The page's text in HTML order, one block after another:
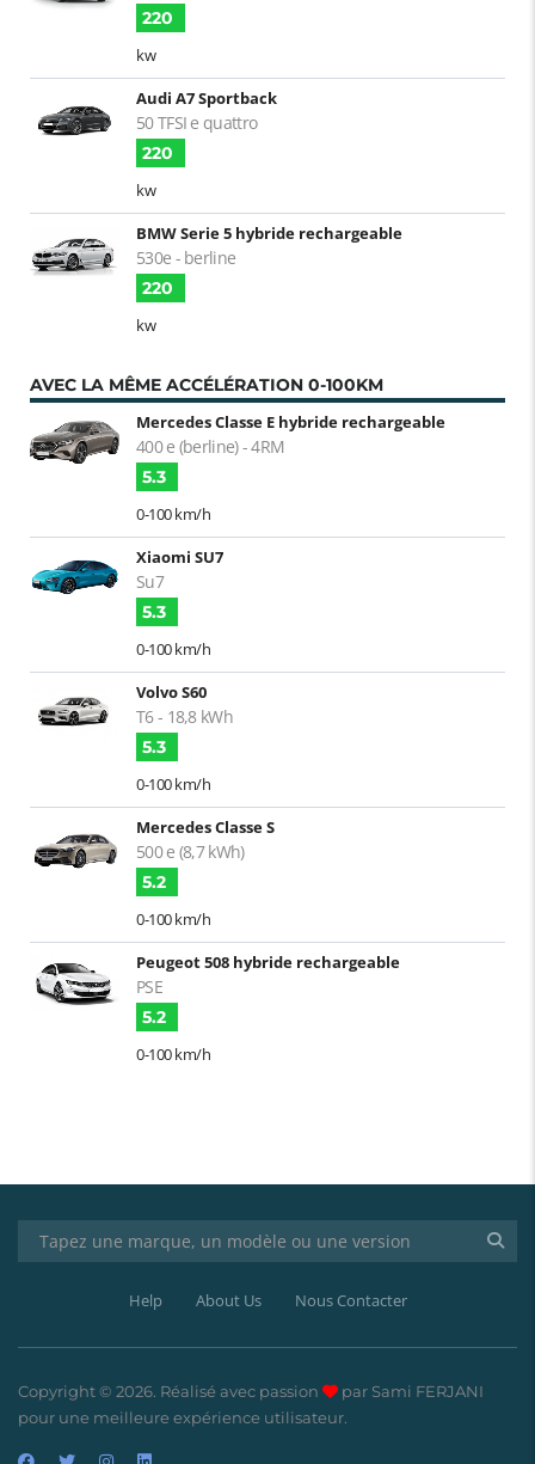
220
kw
Audi A7 Sportback
50 TFSI e quattro
220
kw
BMW Serie 5 hybride rechargeable
530e - berline
220
kw
AVEC LA MÊME ACCÉLÉRATION 0-100KM
Mercedes Classe E hybride rechargeable
400 e (berline) - 4RM
5.3
0-100 km/h
Xiaomi SU7
Su7
5.3
0-100 km/h
Volvo S60
T6 - 18,8 kWh
5.3
0-100 km/h
Mercedes Classe S
500 e (8,7 kWh)
5.2
0-100 km/h
Peugeot 508 hybride rechargeable
PSE
5.2
0-100 km/h
Help About Us Nous Contacter
Copyright © 2026. Réalisé avec passion
par Sami FERJANI
pour une meilleure expérience utilisateur.